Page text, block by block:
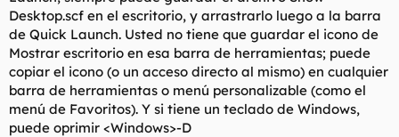
Desktop.scf en el escritorio, y arrastrarlo luego a la barra
de Quick Launch. Usted no tiene que guardar el icono de
Mostrar escritorio en esa barra de herramientas; puede
copiar el icono (o un acceso directo al mismo) en cualquier
barra de herramientas o menú personalizable (como el
menú de Favoritos). Y si tiene un teclado de Windows,
puede oprimir <Windows>-D